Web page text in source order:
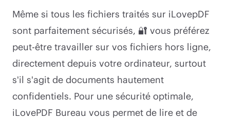
Même si tous les fichiers traités sur iLovepDF
sont parfaitement sécurisés, 🔐 vous préférez
peut-être travailler sur vos fichiers hors ligne,
directement depuis votre ordinateur, surtout
s'il s'agit de documents hautement
confidentiels. Pour une sécurité optimale,
iLovePDF Bureau vous permet de lire et de